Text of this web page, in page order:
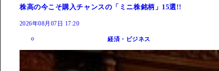
株高の今こそ購入チャンスの「ミニ株銘柄」15選!!
2026年08月07日 17:20
経済・ビジネス